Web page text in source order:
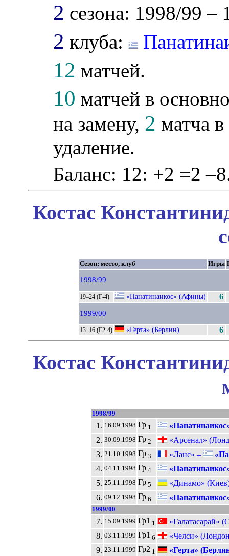
2 сезона: 1998/99 –
2 клуба:
12 матчей.
10 матчей в
на замену, 2 матча
удаление.
Баланс: 12: +2 =2
Костас
Сезон: место, клуб Игры
1998/99
19–24 (Г-4) «Панатинаикос» (Афины) 6
1999/00
13–16 (Г2-4) «Герта» (Берлин) 6
Костас
1998/99
1. 16.09.1998 Гр1
2. 30.09.1998 Гр2
«Арсенал»
3. 21.10.1998 Гр3 «Ланс» –
4. 04.11.1998 Гр4
5. 25.11.1998 Гр5
«Динамо»
6. 09.12.1998 Гр6
1999/00
7. 15.09.1999 Гр1 1
«Галатасарай»
8. 03.11.1999 Гр1 6
«Челси»
9. 23.11.1999 Гр21 «Герта»